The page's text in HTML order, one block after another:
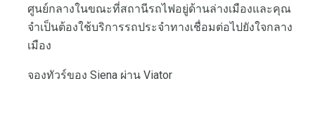
ศูนย์กลางในขณะที่สถานีรถไฟอยู่ด้านล่างเมืองและคุณ
จำเป็นต้องใช้บริการรถประจำทางเชื่อมต่อไปยังใจกลาง
เมือง
จองทัวร์ของ Siena ผ่าน Viator